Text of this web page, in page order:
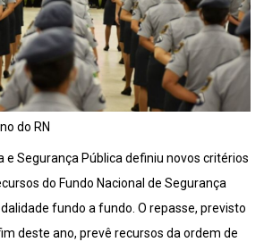
do RN
e Segurança Pública definiu novos critérios
do Fundo Nacional de Segurança
fundo a fundo. O repasse, previsto
deste ano, prevê recursos da ordem de